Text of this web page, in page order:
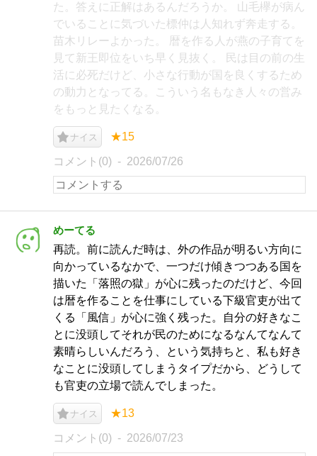
た。答えに正解はあるんだろうか。 山毛欅が病ん
でいることに気づいた標仲は人知れず奔走する。
苗木リレーよかった。 暦を作る人が燕の子育てを
見て新王即位をいち早く見抜く。 民は目の前の生
活に必死だけど、小さな行動が国を良くするため
の動力となってる。こういう名もなき人々の営み
をもっと見たくなる。
ナイス ★15
コメント(0) 2026/07/26
めーてる
再読。前に読んだ時は、外の作品が明るい方向に
向かっているなかで、一つだけ傾きつつある国を
描いた「落照の獄」が心に残ったのだけど、今回
は暦を作ることを仕事にしている下級官吏が出て
くる「風信」が心に強く残った。自分の好きなこ
とに没頭してそれが民のためになるなんてなんて
素晴らしいんだろう、という気持ちと、私も好き
なことに没頭してしまうタイプだから、どうして
も官吏の立場で読んでしまった。
ナイス ★13
コメント(0) 2026/07/23